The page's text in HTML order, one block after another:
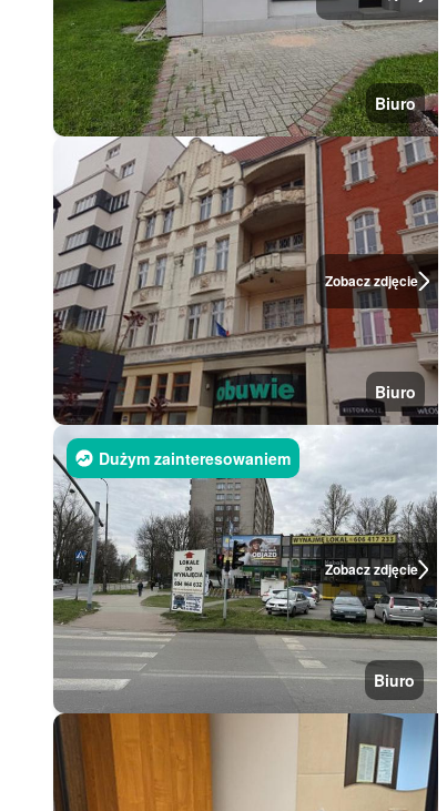
Biuro
Zobacz zdjęcie
Biuro
Zobacz zdjęcie
Dużym zainteresowaniem
Biuro